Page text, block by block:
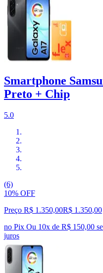
Smartphone
Preto + Chip
5.0
(6)
10% OFF
Preço R$ 1.350,00R$ 1.350,00
no Pix Ou 10x de R$ 150,00
juros